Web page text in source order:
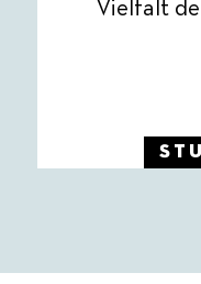
Vielfalt